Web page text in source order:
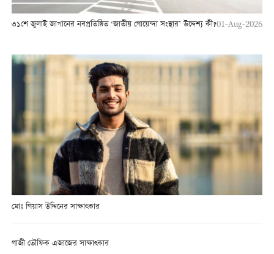
৩১শে জুলাই জাপানের নবপ্রতিষ্ঠিত ‘জাতীয় গোয়েন্দা সংস্থার’ উদ্দেশ্য কী?01-Aug-2026
মোঃ গিয়াস উদ্দিনের সাক্ষাত্কার
গাজী তৌফিক এজাজের সাক্ষাত্কার